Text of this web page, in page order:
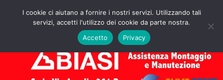
Assistenza
Caldaie
Preventivo!
MENU
I cookie ci aiutano a fornire i nostri servizi. Utilizzando tali
servizi, accetti l'utilizzo dei cookie da parte nostra.
Accetto
Privacy